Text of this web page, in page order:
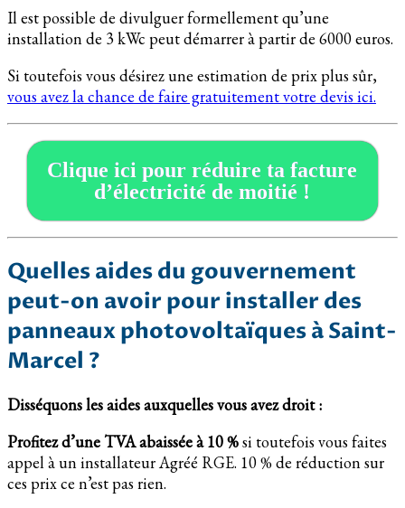
Il est possible de divulguer formellement qu’une
installation de 3 kWc peut démarrer à partir de 6000 euros.
Si toutefois vous désirez une estimation de prix plus sûr,
vous avez la chance de faire gratuitement votre devis ici.
Clique ici pour réduire ta facture
d’électricité de moitié !
Quelles aides du gouvernement
peut-on avoir pour installer des
panneaux photovoltaïques à Saint-
Marcel ?
Disséquons les aides auxquelles vous avez droit :
Profitez d’une TVA abaissée à 10 %si toutefois vous faites
appel à un installateur Agréé RGE. 10 % de réduction sur
ces prix ce n’est pas rien.